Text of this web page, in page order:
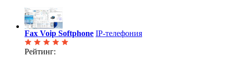
Fax Voip Softphone IP-телефония
Рейтинг: